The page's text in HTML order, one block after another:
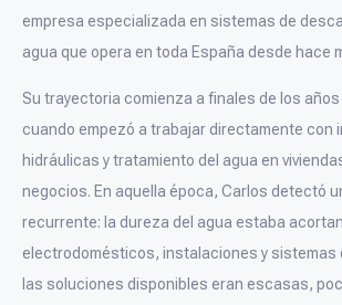
empresa especializada en sistemas de
agua que opera en toda España desde hace
Su trayectoria comienza a finales de los
cuando empezó a trabajar directamente con
hidráulicas y tratamiento del agua en
negocios. En aquella época, Carlos detectó
recurrente: la dureza del agua estaba
electrodomésticos, instalaciones y sistemas
las soluciones disponibles eran escasas,